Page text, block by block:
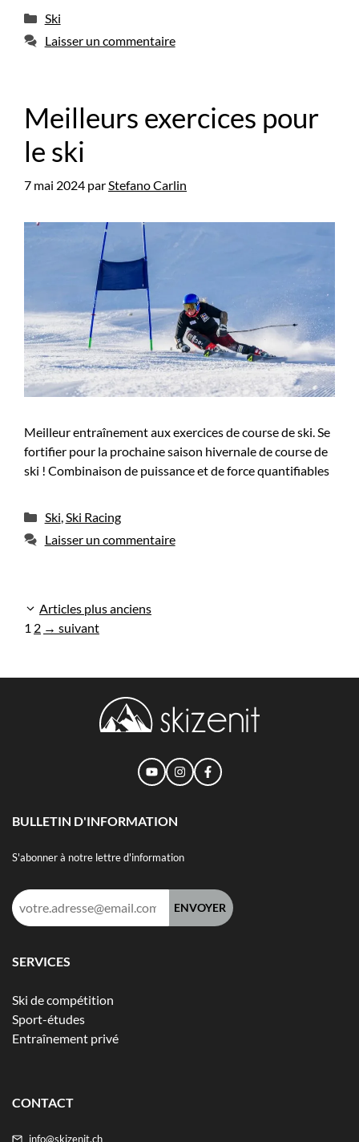
Catégories
Ski
Laisser un commentaire
Meilleurs exercices pour
le ski
7 mai 2024 parStefano Carlin
Meilleur entraînement aux exercices de course de ski. Se
fortifier pour la prochaine saison hivernale de course de
ski ! Combinaison de puissance et de force quantifiables
Catégories
Ski,Ski Racing
Laisser un commentaire
Articles plus anciens
Page
1 Page
2 → suivant
BULLETIN D'INFORMATION
S'abonner à notre lettre d'information
Adresse
e-
SERVICES
Ski de compétition
Sport-études
Entraînement privé
CONTACT
info@skizenit.ch